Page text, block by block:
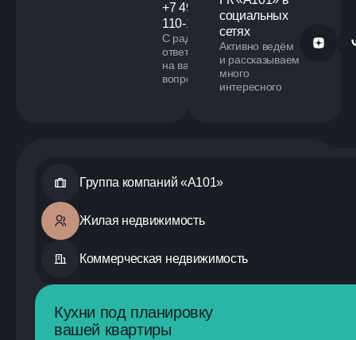
+7 499
110-18-73
С радостью
ответим
на ваши
вопросы
Обратиться в А101
социальных
сетях
Активно ведём
и рассказываем
много
интересного
Группа компаний «А101»
Жилая недвижимость
Коммерческая недвижимость
Кухни под планировку
вашей квартиры